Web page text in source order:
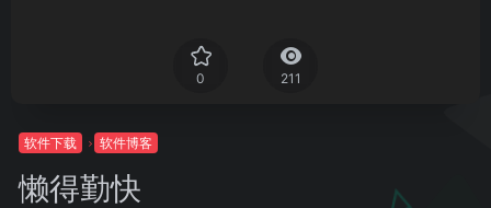
0 211
软件下载 软件博客
懒得勤快